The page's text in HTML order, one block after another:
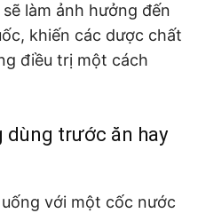
làm ảnh hưởng đến
khiến các dược chất
điều trị một cách
dùng trước ăn hay
với một cốc nước